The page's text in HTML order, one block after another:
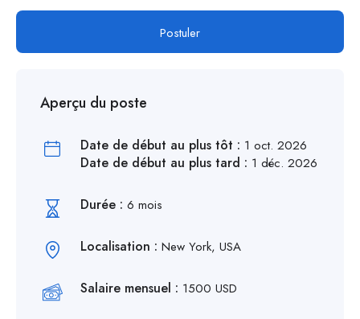
Postuler
Aperçu du poste
Date de début au plus tôt : 1 oct. 2026
Date de début au plus tard : 1 déc. 2026
Durée : 6 mois
Localisation : New York, USA
Salaire mensuel : 1500 USD